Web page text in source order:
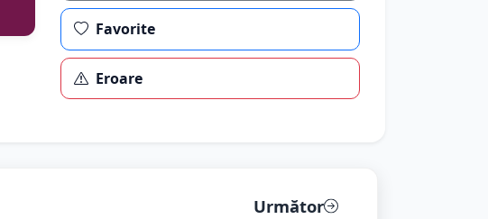
Favorite
Eroare
Următor